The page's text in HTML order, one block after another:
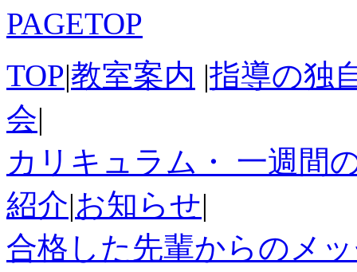
PAGETOP
TOP|教室案内 |指導の独
会|
カリキュラム ・ 一週間
紹介|お知らせ|
合格した先輩からのメ